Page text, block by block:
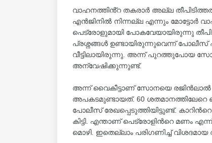
വാഹനത്തിൻ്റ തകരാർ അല്ല
എൻജിനില്‍ നിന്നല്ല എന്നും മോട്ടോർ
പെട്രോളുമായി പോകവേയായിരുന്നു
പ്രശ്നങ്ങള്‍ ഉണ്ടായിരുന്നുവെന്ന്
വീട്ടിലായിരുന്നു. അന്ന് പുറത്തുപോയ
അന്വേഷിക്കുന്നുണ്ട്.
അന്ന് വൈകീട്ടാണ് സോനയെ രജിൻലാല്‍
അപകടമുണ്ടായത്. 60 ശതമാനത്തിലേറെ
പോലീസ് രേഖപ്പെടുത്തിയിട്ടുണ്ട്.
കിട്ടി. എന്താണ് പെട്രോളിന്‍റെ മണം
മൊഴി. ഇതെല്ലാം പരിഗണിച്ച്‌